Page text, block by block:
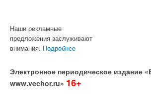
Наши рекламные
предложения заслуживают
внимания. Подробнее
Электронное периодическое издание
www.vechor.ru» 16+